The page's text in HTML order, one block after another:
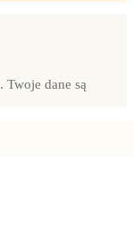
Twoje dane są